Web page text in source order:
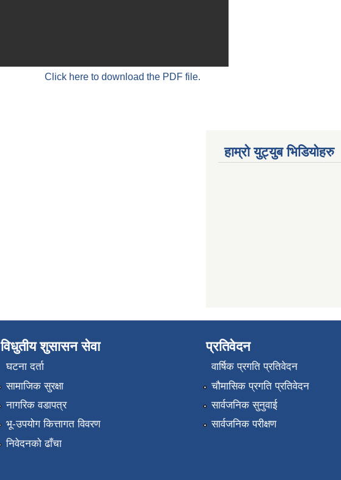
Click here to download the PDF file.
हाम्रो युट्युब भिडियोहरु
विधुतीय शुसासन सेवा
घटना दर्ता
सामाजिक सुरक्षा
नागरिक वडापत्र
भू-उपयोग कित्तागत विवरण
निवेदनको ढाँचा
प्रतिवेदन
वार्षिक प्रगति प्रतिवेदन
चौमासिक प्रगति प्रतिवेदन
सार्वजनिक सुनुवाई
सार्वजनिक परीक्षण